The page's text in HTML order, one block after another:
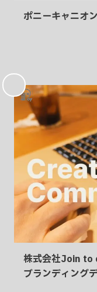
ポニーキャニオ
株式会社Join to
ブランディング
気
入